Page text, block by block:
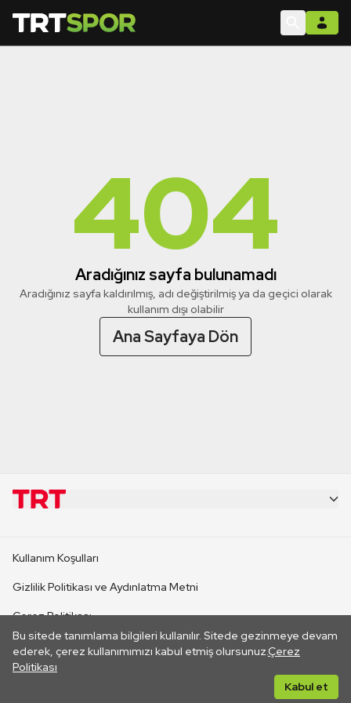
404
Aradığınız sayfa bulunamadı
Aradığınız sayfa kaldırılmış, adı değiştirilmiş ya da geçici olarak
kullanım dışı olabilir
Ana Sayfaya Dön
Bu sitede tanımlama bilgileri kullanılır. Sitede gezinmeye devam
ederek, çerez kullanımımızı kabul etmiş olursunuz.Çerez
Politikası
Kabul et
CANLI YAYINLAR
Kullanım Koşulları
Gizlilik Politikası ve Aydınlatma Metni
Çerez Politikası
İletişim
Her hakkı saklıdır. ©2026 TRT. Bağlantı yoluyla gidilen dış